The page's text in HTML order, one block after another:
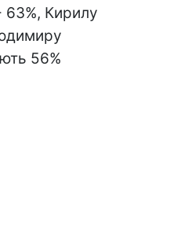
Кирилу
56%